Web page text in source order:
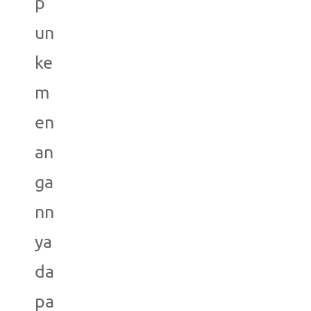
un
ke
m
en
an
ga
nn
ya
da
pa